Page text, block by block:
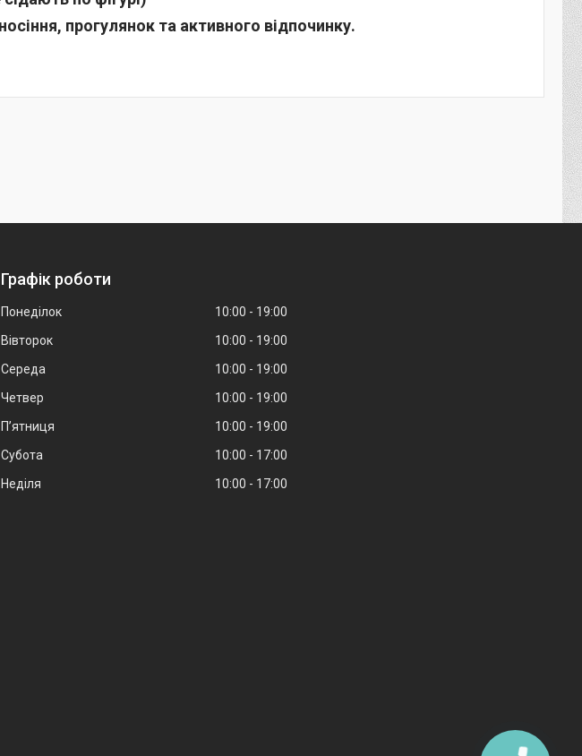
прогулянок та активного відпочинку.
Графік роботи
Понеділок 10:00
19:00
Вівторок
10:00
19:00
Середа
10:00
19:00
Четвер
10:00
19:00
Пʼятниця
10:00
19:00
Субота
10:00
17:00
Неділя
10:00 17:00